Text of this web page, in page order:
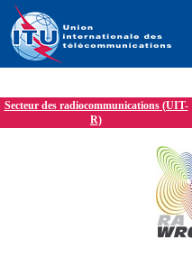
Secteur des radiocommunications (UIT-
R)